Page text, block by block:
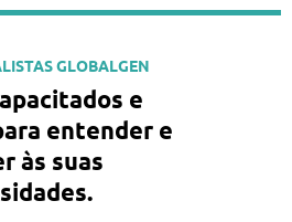
GLOBALGEN
e
entender e
às suas